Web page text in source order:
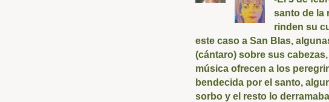
santo de la
rinden su
este caso a San Blas,
(cántaro) sobre sus
música ofrecen a los
bendecida por el santo,
sorbo y el resto lo